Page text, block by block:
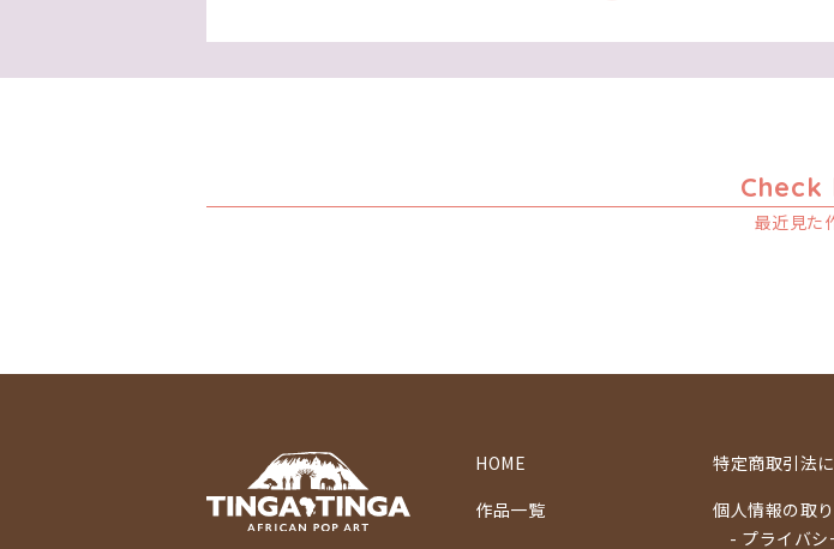
Check
最近見た
HOME
作品一覧
特定商取引法
個人情報の取
- プライバシ